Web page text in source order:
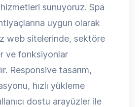
sunuyoruz. Spa
uygun olarak
web sitelerinde, sektöre
ve fonksiyonlar
Responsive tasarım,
hızlı yükleme
dostu arayüzler ile